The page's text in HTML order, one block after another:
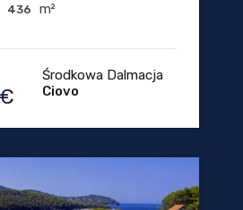
436 m²
Środkowa Dalmacja
Ciovo